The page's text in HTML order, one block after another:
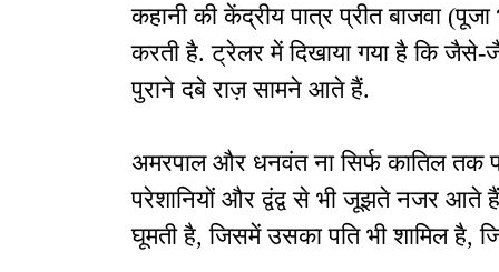
कहानी की केंद्रीय पात्र प्रीत बाजवा
करती है. ट्रेलर में दिखाया गया है कि
पुराने दबे राज़ सामने आते हैं.
अमरपाल और धनवंत ना सिर्फ कातिल तक
परेशानियों और द्वंद्व से भी जूझते नजर आते
घूमती है, जिसमें उसका पति भी शामिल है,